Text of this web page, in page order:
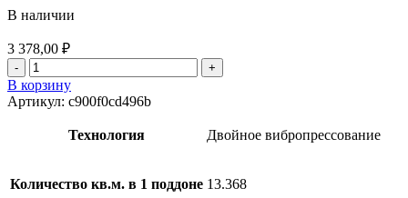
В наличии
3 378,00 ₽
В корзину
Артикул: c900f0cd496b
Технология Двойное вибропрессование
Количество кв.м. в 1 поддоне 13.368